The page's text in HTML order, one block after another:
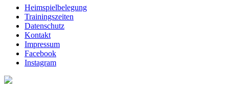
Heimspielbelegung
Trainingszeiten
Datenschutz
Kontakt
Impressum
Facebook
Instagram